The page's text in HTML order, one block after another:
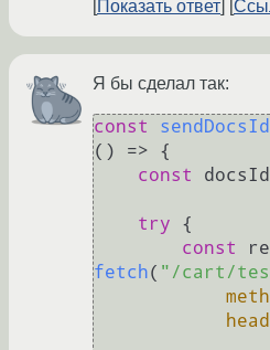
Показать ответ
Я бы сделал так:
const
( ) => {
const
try {
const
fetch( "/cart/